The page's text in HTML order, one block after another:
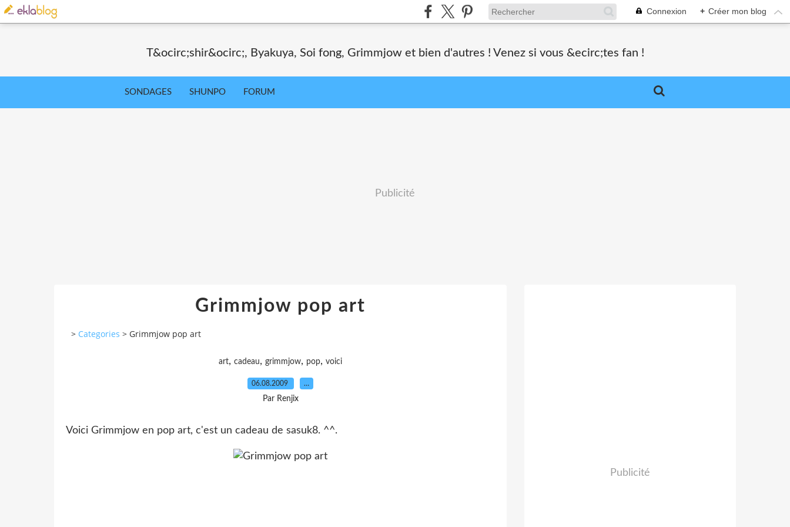
Connexion + Créer mon blog
T&ocirc;shir&ocirc;, Byakuya, Soi fong, Grimmjow et bien d'autres ! Venez si vous &ecirc;tes fan !
SONDAGES SHUNPO FORUM
Publicité
Grimmjow pop art
> Categories > Grimmjow pop art
art, cadeau, grimmjow, pop, voici
06.08.2009 …
Par Renjix
Voici Grimmjow en pop art, c'est un cadeau de sasuk8. ^^.
Publicité